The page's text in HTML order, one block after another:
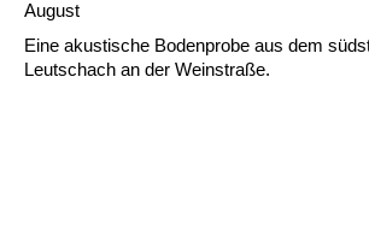
August
Eine akustische Bodenprobe aus dem
Leutschach an der Weinstraße.